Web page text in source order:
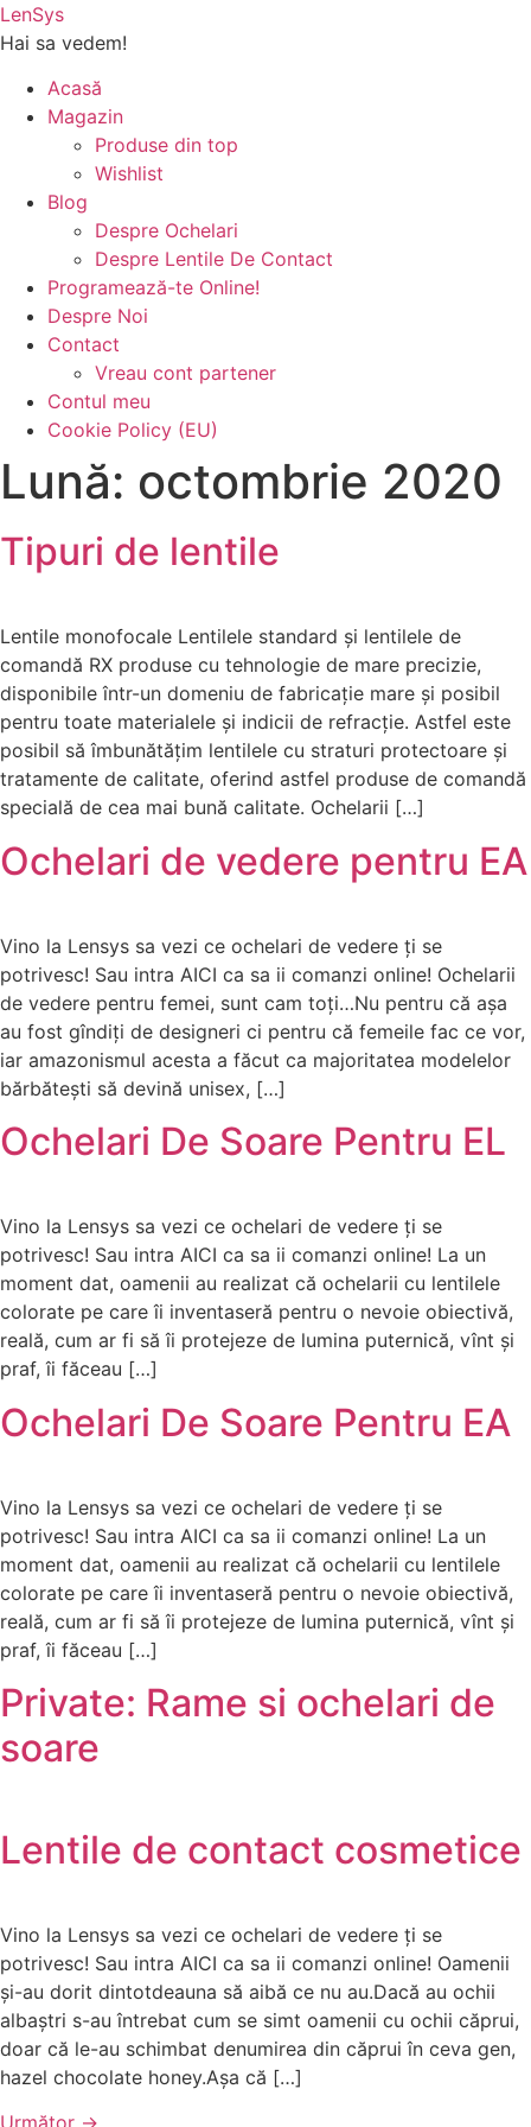
Sari
la
LenSys
Hai sa vedem!
Acasă
Magazin
Produse din top
Wishlist
Blog
Despre Ochelari
Despre Lentile De Contact
Programează-te Online!
Despre Noi
Contact
Vreau cont partener
Contul meu
Cookie Policy (EU)
Lună: octombrie 2020
Tipuri de lentile
Lentile monofocale Lentilele standard și lentilele de
comandă RX produse cu tehnologie de mare precizie,
disponibile într-un domeniu de fabricație mare și posibil
pentru toate materialele și indicii de refracție. Astfel este
posibil să îmbunătățim lentilele cu straturi protectoare și
tratamente de calitate, oferind astfel produse de comandă
specială de cea mai bună calitate. Ochelarii […]
Ochelari de vedere pentru EA
Vino la Lensys sa vezi ce ochelari de vedere ți se
potrivesc! Sau intra AICI ca sa ii comanzi online! Ochelarii
de vedere pentru femei, sunt cam toți…Nu pentru că așa
au fost gîndiți de designeri ci pentru că femeile fac ce vor,
iar amazonismul acesta a făcut ca majoritatea modelelor
bărbătești să devină unisex, […]
Ochelari De Soare Pentru EL
Vino la Lensys sa vezi ce ochelari de vedere ți se
potrivesc! Sau intra AICI ca sa ii comanzi online! La un
moment dat, oamenii au realizat că ochelarii cu lentilele
colorate pe care îi inventaseră pentru o nevoie obiectivă,
reală, cum ar fi să îi protejeze de lumina puternică, vînt și
praf, îi făceau […]
Ochelari De Soare Pentru EA
Vino la Lensys sa vezi ce ochelari de vedere ți se
potrivesc! Sau intra AICI ca sa ii comanzi online! La un
moment dat, oamenii au realizat că ochelarii cu lentilele
colorate pe care îi inventaseră pentru o nevoie obiectivă,
reală, cum ar fi să îi protejeze de lumina puternică, vînt și
praf, îi făceau […]
Private: Rame si ochelari de
soare
Lentile de contact cosmetice
Vino la Lensys sa vezi ce ochelari de vedere ți se
potrivesc! Sau intra AICI ca sa ii comanzi online! Oamenii
și-au dorit dintotdeauna să aibă ce nu au.Dacă au ochii
albaștri s-au întrebat cum se simt oamenii cu ochii căprui,
doar că le-au schimbat denumirea din căprui în ceva gen,
hazel chocolate honey.Așa că […]